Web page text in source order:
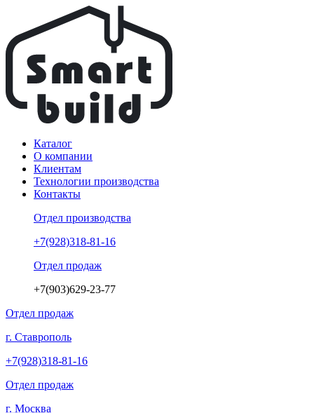
Каталог
О компании
Клиентам
Технологии производства
Контакты
Отдел производства
+7(928)318-81-16
Отдел продаж
+7(903)629-23-77
Отдел продаж
г. Ставрополь
+7(928)318-81-16
Отдел продаж
г. Москва